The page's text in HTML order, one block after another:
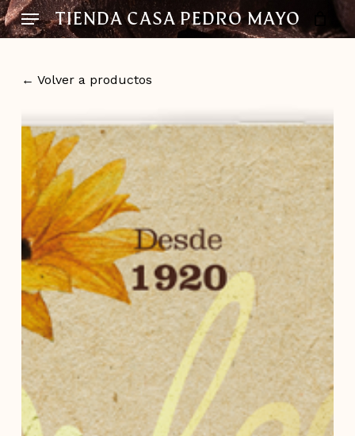
Skip
to
TIENDA CASA PEDRO MAYO
Menu
← Volver a productos